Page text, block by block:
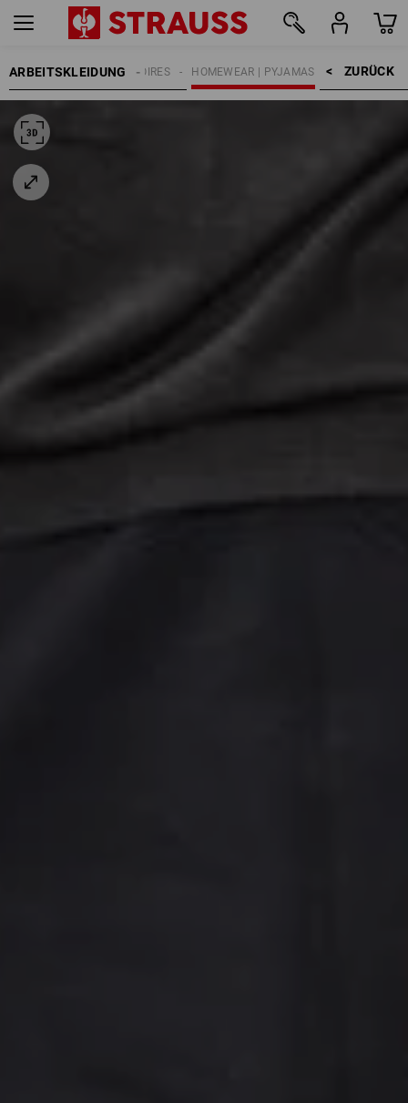
ARBEITSKLEIDUNG ZURÜCK    >
HOMEWEAR | PYJAMAS
ACCESSOIRES
HERREN